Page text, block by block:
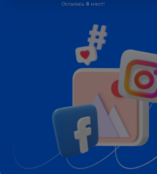
Осталось 8мест!